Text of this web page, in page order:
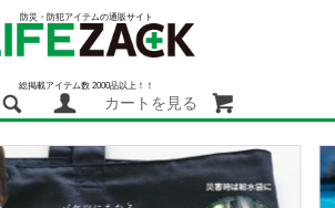
防災・防犯アイテムの通販サイト
総掲載アイテム数 2000品以上！！
カートを見る